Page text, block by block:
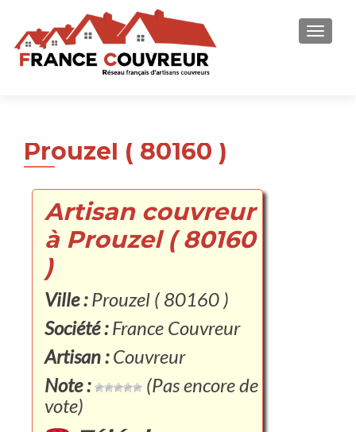
Prouzel ( 80160 )
Artisan couvreur
à Prouzel ( 80160
)
Ville :Prouzel ( 80160 )
Société :France Couvreur
Artisan :Couvreur
Note :
(Pas encore de
vote)